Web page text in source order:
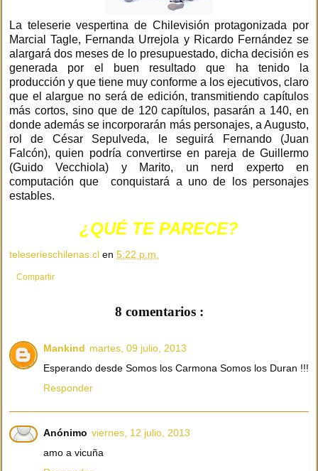
La teleserie vespertina de Chilevisión protagonizada por
Marcial Tagle, Fernanda Urrejola y Ricardo Fernández se
alargará dos meses de lo presupuestado, dicha decisión es
generada por el buen resultado que ha tenido la
producción y que tiene muy conforme a los ejecutivos, claro
que el alargue no será de edición, transmitiendo capítulos
más cortos, sino que de 120 capítulos, pasarán a 140, en
donde además se incorporarán más personajes, a Augusto,
rol de César Sepulveda, le seguirá Fernando (Juan
Falcón), quien podría convertirse en pareja de Guillermo
(Guido Vecchiola) y Marito, un nerd experto en
computación que conquistará a uno de los personajes
estables.
¿QUÉ TE PARECE?
teleserieschilenas.cl en 5:22 p.m.
Compartir
8 comentarios :
Mankind martes, 09 julio, 2013
Esperando desde Somos los Carmona Somos los Duran !!!
Responder
Anónimo viernes, 12 julio, 2013
amo a vicuña